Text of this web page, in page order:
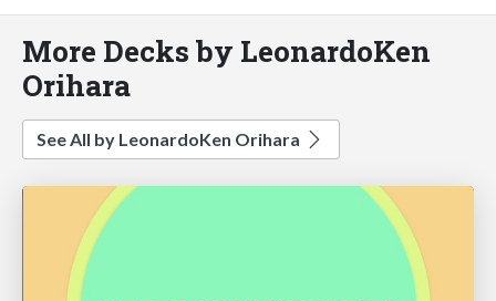
More Decks by LeonardoKen
Orihara
See All by LeonardoKen Orihara